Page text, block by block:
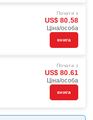
Почати з
US$ 80.58
Ціна/особа
книга
Почати з
US$ 80.61
Ціна/особа
книга